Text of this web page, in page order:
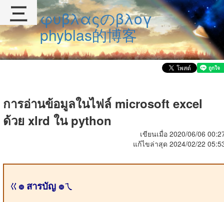
φυβλαςのβλογ
phyblas的博客
การอ่านข้อมูลในไฟล์ microsoft excel
ด้วย xlrd ใน python
เขียนเมื่อ 2020/06/06
แก้ไขล่าสุด 2024/02/22
ㄍ๏ สารบัญ ๏ㄟ
三